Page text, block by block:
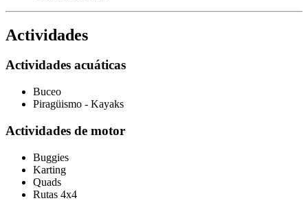
Actividades
Actividades acuáticas
Buceo
Piragüismo - Kayaks
Actividades de motor
Buggies
Karting
Quads
Rutas 4x4